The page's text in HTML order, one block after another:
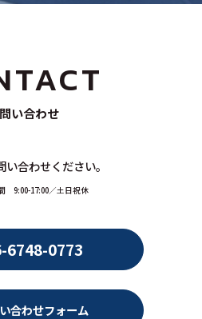
い合わせ
合わせください。
9:00-17:00／土日祝休
0773
合わせフォーム